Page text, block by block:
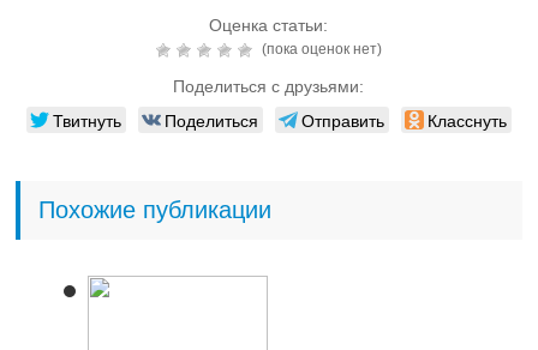
Оценка статьи:
(пока оценок нет)
Поделиться с друзьями:
Твитнуть Поделиться Отправить Класснуть
Похожие публикации